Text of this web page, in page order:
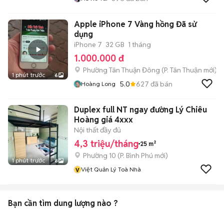
1 phút trước 6
Apple iPhone 7 Vàng hồng Đã sử
dụng
iPhone 7 32 GB 1 tháng
1.000.000 đ
Phường Tân Thuận Đông (P. Tân Thuận mới)
Hoàng Long 5.0 627 đã bán
1 phút trước 8
Duplex full NT ngay đường Lý Chiêu
Hoàng giá 4xxx
Nội thất đầy đủ
4,3 triệu/tháng 25 m²
Phường 10 (P. Bình Phú mới)
v Việt Quản Lý Toà Nhà
Bạn cần tìm dung lượng nào ?